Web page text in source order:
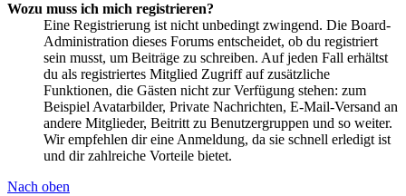
Wozu muss ich mich registrieren?
Eine Registrierung ist nicht unbedingt zwingend. Die Board-
Administration dieses Forums entscheidet, ob du registriert
sein musst, um Beiträge zu schreiben. Auf jeden Fall erhältst
du als registriertes Mitglied Zugriff auf zusätzliche
Funktionen, die Gästen nicht zur Verfügung stehen: zum
Beispiel Avatarbilder, Private Nachrichten, E-Mail-Versand an
andere Mitglieder, Beitritt zu Benutzergruppen und so weiter.
Wir empfehlen dir eine Anmeldung, da sie schnell erledigt ist
und dir zahlreiche Vorteile bietet.
Nach oben